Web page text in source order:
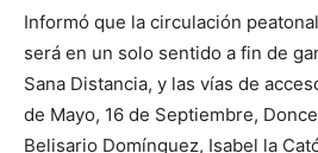
Informó que la circulación
será en un solo sentido a fin de
Sana Distancia, y las vías de
de Mayo, 16 de Septiembre,
Belisario Domínguez, Isabel la